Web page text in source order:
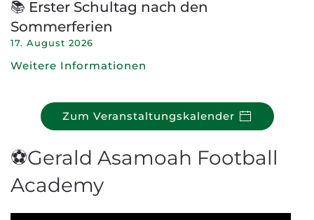
📚 Erster Schultag nach den
Sommerferien
17. August 2026
Weitere Informationen
Zum Veranstaltungskalender
⚽Gerald Asamoah Football
Academy